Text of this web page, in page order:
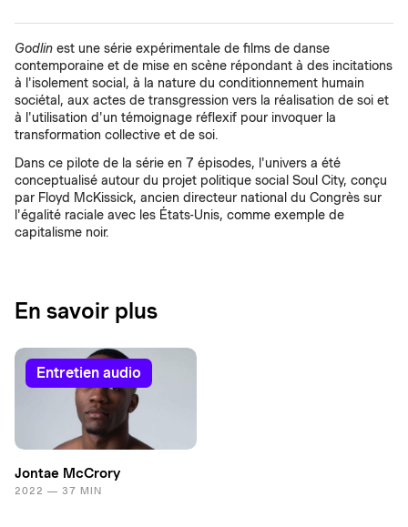
Godlin est une série expérimentale de films de danse
contemporaine et de mise en scène répondant à des incitations
à l'isolement social, à la nature du conditionnement humain
sociétal, aux actes de transgression vers la réalisation de soi et
à l'utilisation d'un témoignage réflexif pour invoquer la
transformation collective et de soi.
Dans ce pilote de la série en 7 épisodes, l'univers a été
conceptualisé autour du projet politique social Soul City, conçu
par Floyd McKissick, ancien directeur national du Congrès sur
l'égalité raciale avec les États-Unis, comme exemple de
capitalisme noir.
En savoir plus
entretien audio
Jontae McCrory
2022 — 37 MIN